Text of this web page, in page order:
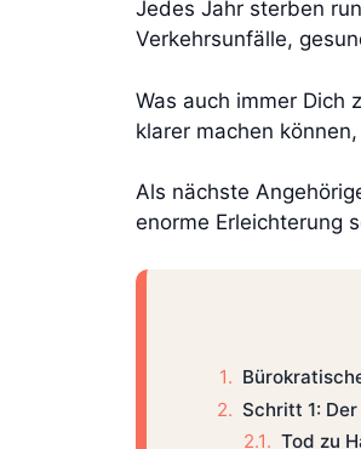
Jedes Jahr sterben
Verkehrsunfälle,
Was auch immer
klarer machen
Als nächste
enorme Erleichterung
Schritt 1:
Tod zu